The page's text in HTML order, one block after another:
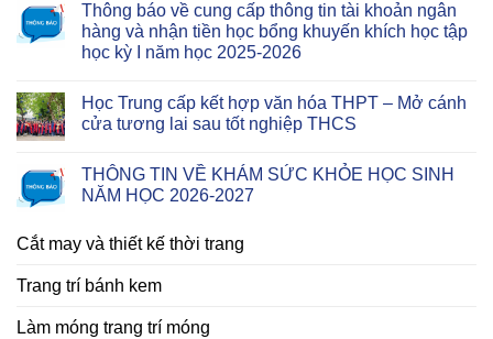
Thông báo về cung cấp thông tin tài khoản ngân
hàng và nhận tiền học bổng khuyến khích học tập
học kỳ I năm học 2025-2026
Học Trung cấp kết hợp văn hóa THPT – Mở cánh
cửa tương lai sau tốt nghiệp THCS
THÔNG TIN VỀ KHÁM SỨC KHỎE HỌC SINH
NĂM HỌC 2026-2027
Cắt may và thiết kế thời trang
Trang trí bánh kem
Làm móng trang trí móng